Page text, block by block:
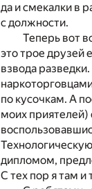
да и смекалки в
с должности.
Теперь вот
это трое друзей
взвода
по кусочкам. А
моих
дипломом,
С тех пор я там